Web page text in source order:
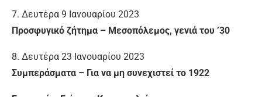
7. Δευτέρα 9 Ιανουαρίου 2023
Προσφυγικό ζήτημα – Μεσοπόλεμος, γενιά του ’30
8. Δευτέρα 23 Ιανουαρίου 2023
Συμπεράσματα – Για να μη συνεχιστεί το 1922